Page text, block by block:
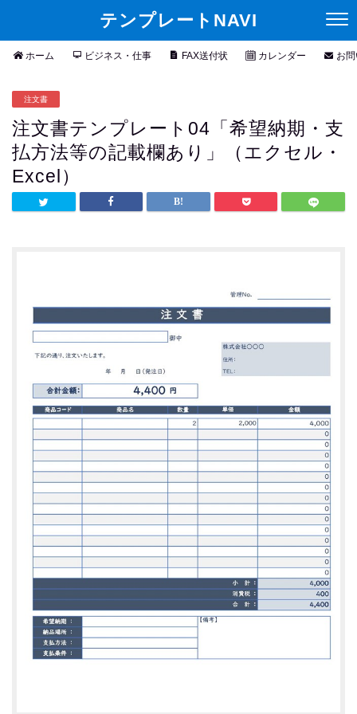
テンプレートNAVI
ホーム ビジネス・仕事 FAX送付状 カレンダー お
注文書
注文書テンプレート04「希望納期・支
払方法等の記載欄あり」（エクセル・
Excel）